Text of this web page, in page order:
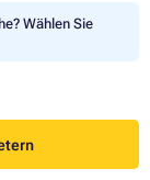
Wählen Sie